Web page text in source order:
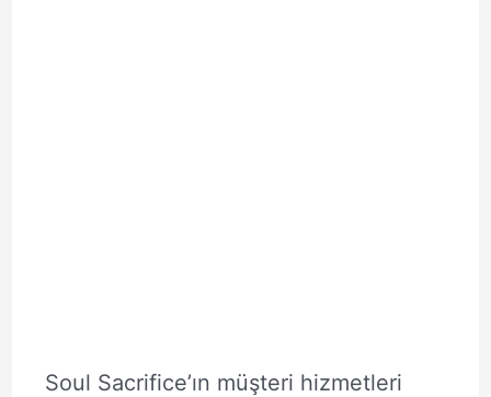
Soul Sacrifice’ın müşteri hizmetleri